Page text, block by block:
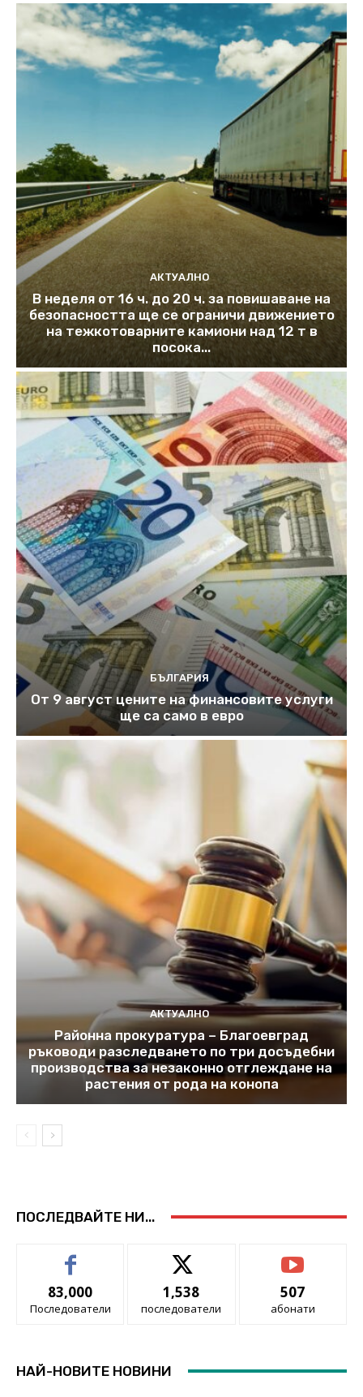
АКТУАЛНО
В неделя от 16 ч. до 20 ч. за повишаване на
безопасността ще се ограничи движението
на тежкотоварните камиони над 12 т в
посока...
БЪЛГАРИЯ
От 9 август цените на финансовите услуги
ще са само в евро
АКТУАЛНО
Районна прокуратура – Благоевград
ръководи разследването по три досъдебни
производства за незаконно отглеждане на
растения от рода на конопа
ПОСЛЕДВАЙТЕ НИ...
83,000
Последователи
1,538
последователи
507
абонати
НАЙ-НОВИТЕ НОВИНИ